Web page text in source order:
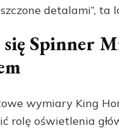
detalami”,
Spinner
wymiary King
rolę oświetlenia